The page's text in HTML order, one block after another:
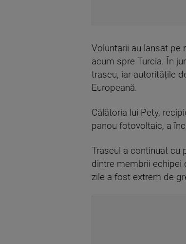
Voluntarii au lansat pe
acum spre Turcia. În
traseu, iar autoritățile
Europeană.
Călătoria lui Pety,
panou fotovoltaic, a
Traseul a continuat cu
dintre membrii echipei
zile a fost extrem de